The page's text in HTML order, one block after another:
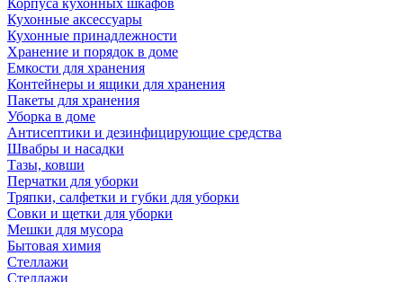
Корпуса кухонных шкафов
Кухонные аксессуары
Кухонные принадлежности
Хранение и порядок в доме
Емкости для хранения
Контейнеры и ящики для хранения
Пакеты для хранения
Уборка в доме
Антисептики и дезинфицирующие средства
Швабры и насадки
Тазы, ковши
Перчатки для уборки
Тряпки, салфетки и губки для уборки
Совки и щетки для уборки
Мешки для мусора
Бытовая химия
Стеллажи
Стеллажи